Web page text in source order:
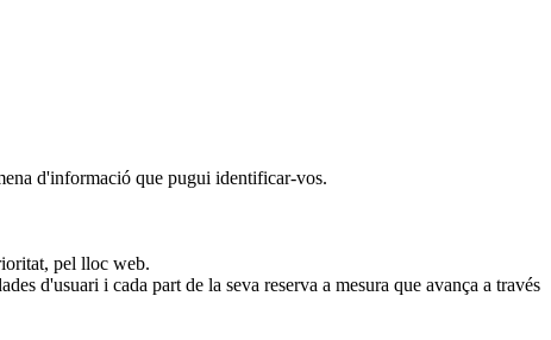
d'informació que pugui identificar-vos.
pel lloc web.
d'usuari i cada part de la seva reserva a mesura que avança a través